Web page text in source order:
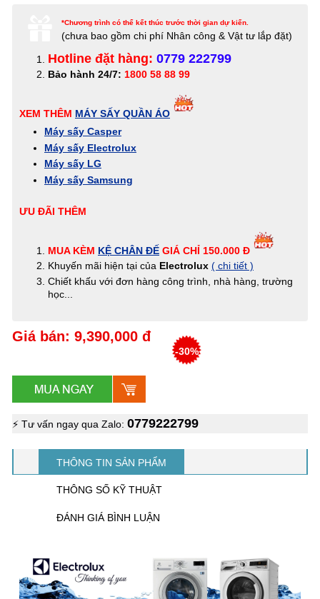
*Chương trình có thể kết thúc trước thời gian dự kiến.
(chưa bao gồm chi phí Nhân công & Vật tư lắp đặt)
Hotline đặt hàng: 0779 222799
Bảo hành 24/7: 1800 58 88 99
XEM THÊM MÁY SẤY QUẦN ÁO
Máy sấy Casper
Máy sấy Electrolux
Máy sấy LG
Máy sấy Samsung
ƯU ĐÃI THÊM
MUA KÈM KỆ CHÂN ĐẾ GIÁ CHỈ 150.000 Đ
Khuyến mãi hiện tại của Electrolux ( chi tiết )
Chiết khấu với đơn hàng công trình, nhà hàng, trường
học...
Giá bán: 9,390,000 đ
-30%
⚡ Tư vấn ngay qua Zalo: 0779222799
THÔNG TIN SẢN PHẨM
THÔNG SỐ KỸ THUẬT
ĐÁNH GIÁ BÌNH LUẬN